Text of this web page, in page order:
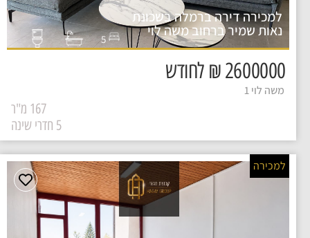
למכירה דירה ברמלה בשכונת
נאות שמיר ברחוב משה לוי 5
2600000 ₪ לחודש
משה לוי 1
167 מ"ר
למכירה